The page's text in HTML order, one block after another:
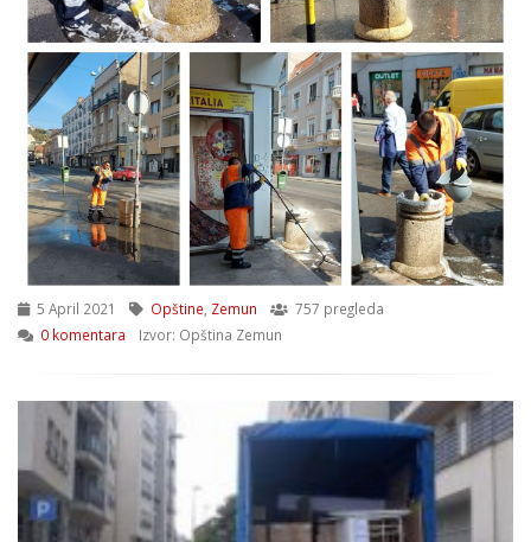
5 April 2021 Opštine, Zemun
757 pregleda
0 komentara
Izvor: Opština Zemun